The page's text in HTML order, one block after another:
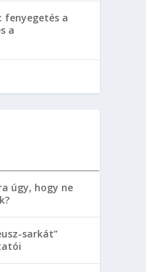
fenyegetés a
a
úgy, hogy ne
sarkát”